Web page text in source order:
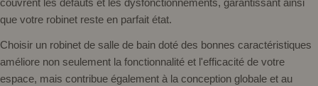
couvrent les défauts et les dysfonctionnements, garantissant ainsi
que votre robinet reste en parfait état.
Choisir un robinet de salle de bain doté des bonnes caractéristiques
améliore non seulement la fonctionnalité et l'efficacité de votre
espace, mais contribue également à la conception globale et au